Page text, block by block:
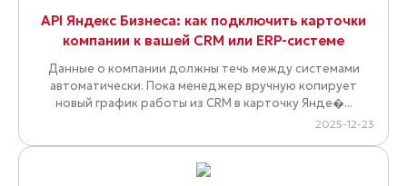
API Яндекс Бизнеса: как подключить карточки
компании к вашей CRM или ERP-системе
Данные о компании должны течь между системами
автоматически. Пока менеджер вручную копирует
новый график работы из CRM в карточку Янде�...
2025-12-23